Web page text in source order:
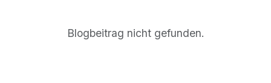
Blogbeitrag nicht gefunden.